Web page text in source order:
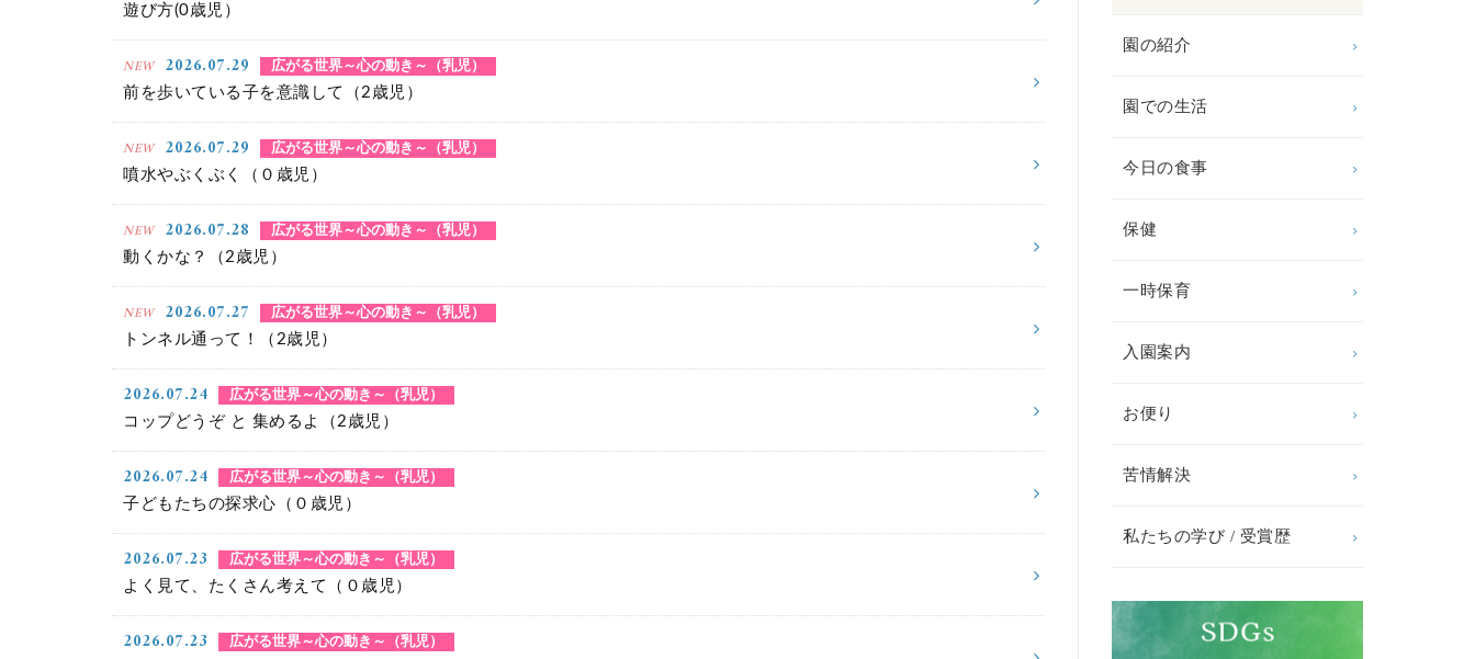
園の紹介
園での生活
今日の食事
保健
一時保育
入園案内
お便り
苦情解決
私たちの学び / 受賞歴
遊び方(0歳児）
NEW 2026.07.29 広がる世界～心の動き～（乳児）
前を歩いている子を意識して（2歳児）
NEW 2026.07.29 広がる世界～心の動き～（乳児）
噴水やぶくぶく（０歳児）
NEW 2026.07.28 広がる世界～心の動き～（乳児）
動くかな？（2歳児）
NEW 2026.07.27 広がる世界～心の動き～（乳児）
トンネル通って！（2歳児）
2026.07.24 広がる世界～心の動き～（乳児）
コップどうぞ と 集めるよ（2歳児）
2026.07.24 広がる世界～心の動き～（乳児）
子どもたちの探求心（０歳児）
2026.07.23 広がる世界～心の動き～（乳児）
よく見て、たくさん考えて（０歳児）
2026.07.23 広がる世界～心の動き～（乳児）